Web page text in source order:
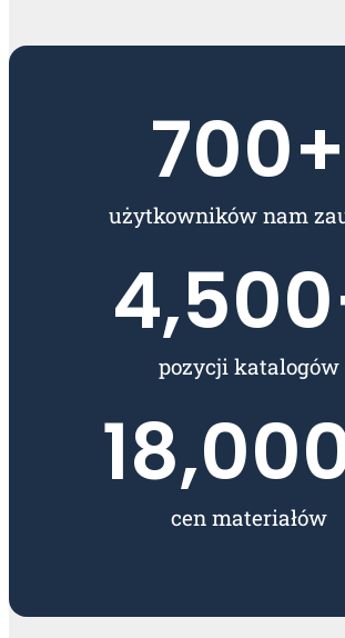
użytkowników nam
700+
pozycji katalogów
4,500
cen materiałów